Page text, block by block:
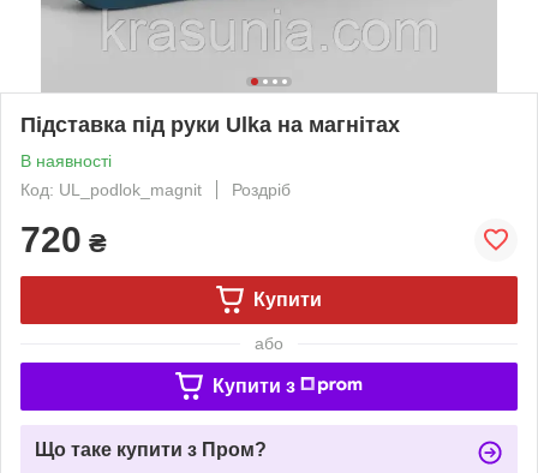
Підставка під руки Ulka на магнітах
В наявності
Код: UL_podlok_magnit
Роздріб
720 ₴
Купити
або
Купити з
Що таке купити з Пром?